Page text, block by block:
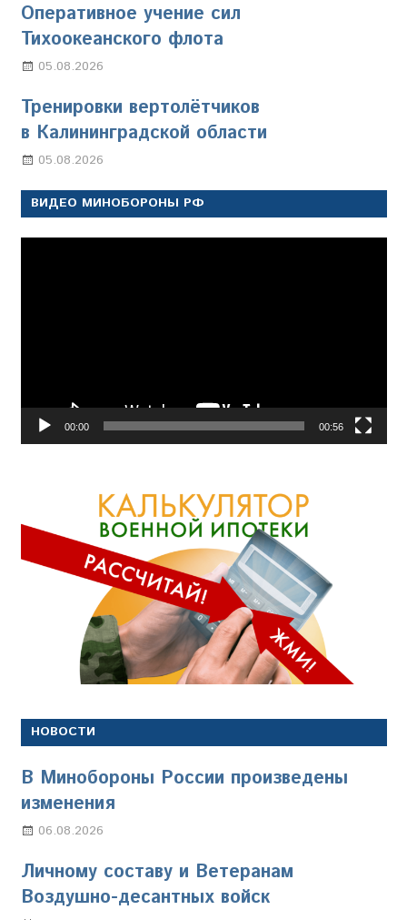
Оперативное учение сил
Тихоокеанского флота
05.08.2026
Тренировки вертолётчиков
в Калининградской области
05.08.2026
ВИДЕО МИНОБОРОНЫ РФ
00:00 00:56
НОВОСТИ
В Минобороны России произведены
изменения
06.08.2026
Личному составу и Ветеранам
Воздушно-десантных войск